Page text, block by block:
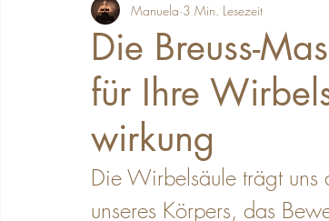
Wellness Ganzheitliche Massage
Energiemassage Lohmar
Reflexzonenmassage Lohmar
Die Breuss-
für Ihre
wirkung
Manuela 3 Min. Lesezeit
Die Wirbelsäule trägt uns
unseres Körpers, das